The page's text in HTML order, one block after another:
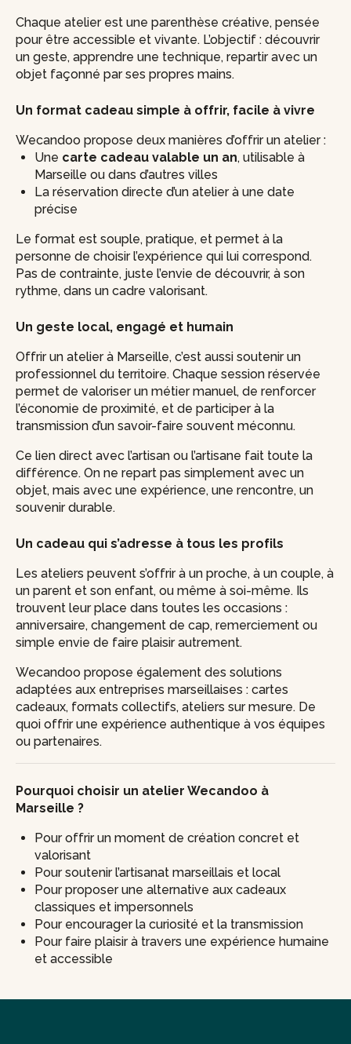
Chaque atelier est une parenthèse créative, pensée
pour être accessible et vivante. L’objectif : découvrir
un geste, apprendre une technique, repartir avec un
objet façonné par ses propres mains.
Un format cadeau simple à offrir, facile à vivre
Wecandoo propose deux manières d’offrir un atelier :
Une carte cadeau valable un an, utilisable à
Marseille ou dans d’autres villes
La réservation directe d’un atelier à une date
précise
Le format est souple, pratique, et permet à la
personne de choisir l’expérience qui lui correspond.
Pas de contrainte, juste l’envie de découvrir, à son
rythme, dans un cadre valorisant.
Un geste local, engagé et humain
Offrir un atelier à Marseille, c’est aussi soutenir un
professionnel du territoire. Chaque session réservée
permet de valoriser un métier manuel, de renforcer
l’économie de proximité, et de participer à la
transmission d’un savoir-faire souvent méconnu.
Ce lien direct avec l’artisan ou l’artisane fait toute la
différence. On ne repart pas simplement avec un
objet, mais avec une expérience, une rencontre, un
souvenir durable.
Un cadeau qui s’adresse à tous les profils
Les ateliers peuvent s’offrir à un proche, à un couple, à
un parent et son enfant, ou même à soi-même. Ils
trouvent leur place dans toutes les occasions :
anniversaire, changement de cap, remerciement ou
simple envie de faire plaisir autrement.
Wecandoo propose également des solutions
adaptées aux entreprises marseillaises : cartes
cadeaux, formats collectifs, ateliers sur mesure. De
quoi offrir une expérience authentique à vos équipes
ou partenaires.
Pourquoi choisir un atelier Wecandoo à
Marseille ?
Pour offrir un moment de création concret et
valorisant
Pour soutenir l’artisanat marseillais et local
Pour proposer une alternative aux cadeaux
classiques et impersonnels
Pour encourager la curiosité et la transmission
Pour faire plaisir à travers une expérience humaine
et accessible